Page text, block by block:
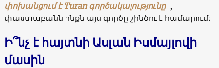
փոխանցում է Turan գործակալությունը ,
փաստաբանն ինքն այս գործը շինծու է համարում:
Ի՞նչ է հայտնի Ասլան Իսմայլովի
մասին